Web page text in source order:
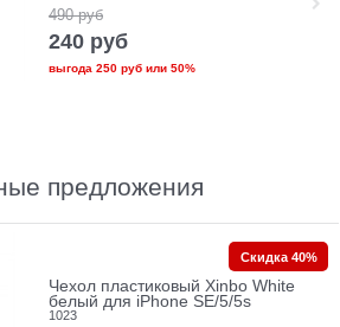
490 руб
240 руб
выгода 250 рубили 50%
предложения
Чехол пластиковый Xinbo White
белый для iPhone SE/5/5s
1023
Скидка 40%